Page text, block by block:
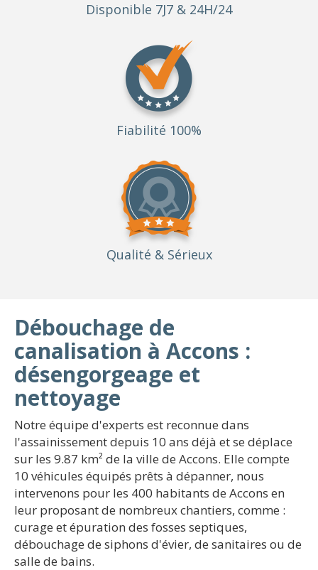
Disponible 7J7 & 24H/24
Fiabilité 100%
Qualité & Sérieux
Débouchage de
canalisation à Accons :
désengorgeage et
nettoyage
Notre équipe d'experts est reconnue dans
l'assainissement depuis 10 ans déjà et se déplace
sur les 9.87 km² de la ville de Accons. Elle compte
10 véhicules équipés prêts à dépanner, nous
intervenons pour les 400 habitants de Accons en
leur proposant de nombreux chantiers, comme :
curage et épuration des fosses septiques,
débouchage de siphons d'évier, de sanitaires ou de
salle de bains.